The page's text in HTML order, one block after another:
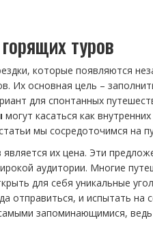
туров
которые появляются
Их основная цель –
для спонтанных
могут касаться как
мы сосредоточимся на
их цена. Эти
аудитории. Многие
для себя уникальные
и испытать на
запоминающимися,